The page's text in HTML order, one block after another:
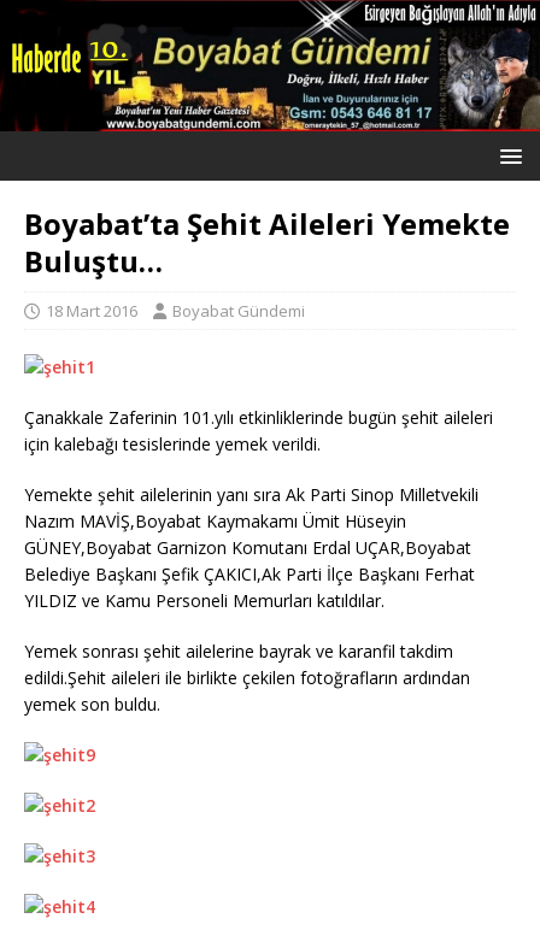
Boyabat’ta Şehit Aileleri Yemekte
Buluştu…
18 Mart 2016 Boyabat Gündemi
Çanakkale Zaferinin 101.yılı etkinliklerinde bugün şehit aileleri
için kalebağı tesislerinde yemek verildi.
Yemekte şehit ailelerinin yanı sıra Ak Parti Sinop Milletvekili
Nazım MAVİŞ,Boyabat Kaymakamı Ümit Hüseyin
GÜNEY,Boyabat Garnizon Komutanı Erdal UÇAR,Boyabat
Belediye Başkanı Şefik ÇAKICI,Ak Parti İlçe Başkanı Ferhat
YILDIZ ve Kamu Personeli Memurları katıldılar.
Yemek sonrası şehit ailelerine bayrak ve karanfil takdim
edildi.Şehit aileleri ile birlikte çekilen fotoğrafların ardından
yemek son buldu.